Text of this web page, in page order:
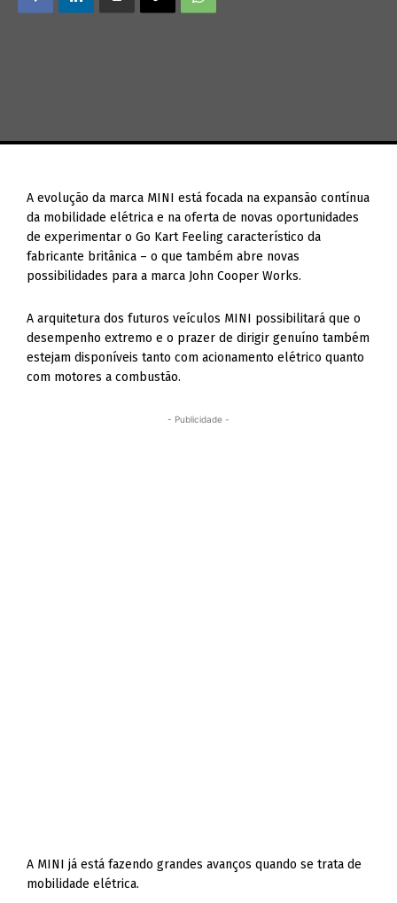
A evolução da marca MINI está focada na expansão contínua
da mobilidade elétrica e na oferta de novas oportunidades
de experimentar o Go Kart Feeling característico da
fabricante britânica – o que também abre novas
possibilidades para a marca John Cooper Works.
A arquitetura dos futuros veículos MINI possibilitará que o
desempenho extremo e o prazer de dirigir genuíno também
estejam disponíveis tanto com acionamento elétrico quanto
com motores a combustão.
- Publicidade -
A MINI já está fazendo grandes avanços quando se trata de
mobilidade elétrica.